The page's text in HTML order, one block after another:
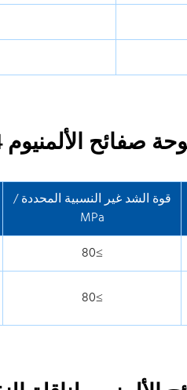
5754 لناقلة النفط
قوة الشد غير النسبية المحددة /
MPa
≥80
≥80